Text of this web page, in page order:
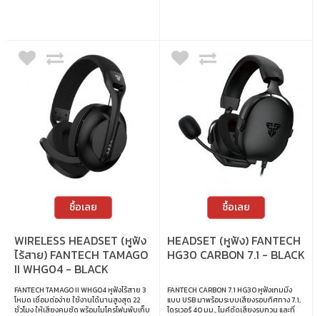
ซื้อเลย
WIRELESS HEADSET (หูฟัง
ไร้สาย) FANTECH TAMAGO
II WHG04 - BLACK
FANTECH TAMAGO II WHG04 หูฟังไร้สาย 3
โหมด เชื่อมต่อง่าย ใช้งานได้นานสูงสุด 22
ชั่วโมง ให้เสียงคมชัด พร้อมไมโครโฟนพับเก็บ
ซื้อเลย
HEADSET (หูฟัง) FANTECH
HG30 CARBON 7.1 - BLACK
FANTECH CARBON 7.1 HG30 หูฟังเกมมิ่ง
แบบ USB มาพร้อมระบบเสียงรอบทิศทาง 7.1,
ไดรเวอร์ 40 มม., ไมค์ตัดเสียงรบกวน และที่